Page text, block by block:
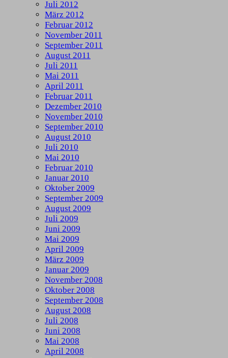
Juli 2012
März 2012
Februar 2012
November 2011
September 2011
August 2011
Juli 2011
Mai 2011
April 2011
Februar 2011
Dezember 2010
November 2010
September 2010
August 2010
Juli 2010
Mai 2010
Februar 2010
Januar 2010
Oktober 2009
September 2009
August 2009
Juli 2009
Juni 2009
Mai 2009
April 2009
März 2009
Januar 2009
November 2008
Oktober 2008
September 2008
August 2008
Juli 2008
Juni 2008
Mai 2008
April 2008